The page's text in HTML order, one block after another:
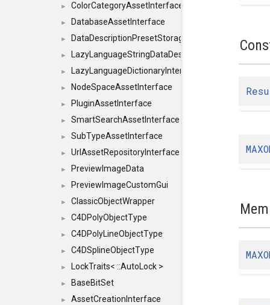
► ColorCategoryAssetInterface
► DatabaseAssetInterface
► DataDescriptionPresetStorageInterface
►
► LazyLanguageDictionaryInterface
► NodeSpaceAssetInterface
► PluginAssetInterface
► SmartSearchAssetInterface
► SubTypeAssetInterface
► UrlAssetRepositoryInterface
► PreviewImageData
► PreviewImageCustomGui
► ClassicObjectWrapper
► C4DPolyObjectType
► C4DPolyLineObjectType
► C4DSplineObjectType
► LockTraits< ::AutoLock >
► BaseBitSet
► AssetCreationInterface